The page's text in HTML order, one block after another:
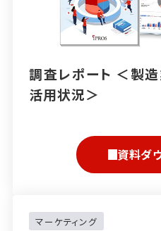
調査レポート ＜製
活用状況＞
資料ダ
マーケティング